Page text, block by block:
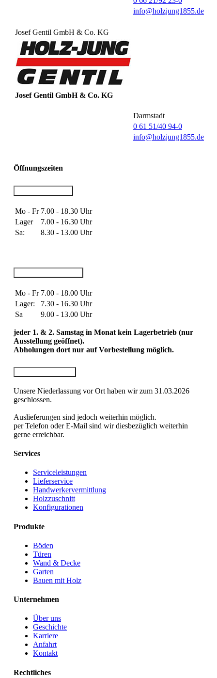
info@holzjung1855.de
Josef Gentil GmbH & Co. KG
Josef Gentil GmbH & Co. KG
Darmstadt
0 61 51/40 94-0
info@holzjung1855.de
Öffnungszeiten
Mo - Fr 7.00 - 18.30 Uhr
Lager
7.00 - 16.30 Uhr
Sa:
8.30 - 13.00 Uhr
Mo - Fr 7.00 - 18.00 Uhr
Lager:
7.30 - 16.30 Uhr
Sa
9.00 - 13.00 Uhr
jeder 1. & 2. Samstag in Monat kein Lagerbetrieb (nur
Ausstellung geöffnet).
Abholungen dort nur auf Vorbestellung möglich.
Unsere Niederlassung vor Ort haben wir zum 31.03.2026
geschlossen.
Auslieferungen sind jedoch weiterhin möglich.
per Telefon oder E-Mail sind wir diesbezüglich weiterhin
gerne erreichbar.
Services
Serviceleistungen
Lieferservice
Handwerkervermittlung
Holzzuschnitt
Konfigurationen
Produkte
Böden
Türen
Wand & Decke
Garten
Bauen mit Holz
Unternehmen
Über uns
Geschichte
Karriere
Anfahrt
Kontakt
Rechtliches